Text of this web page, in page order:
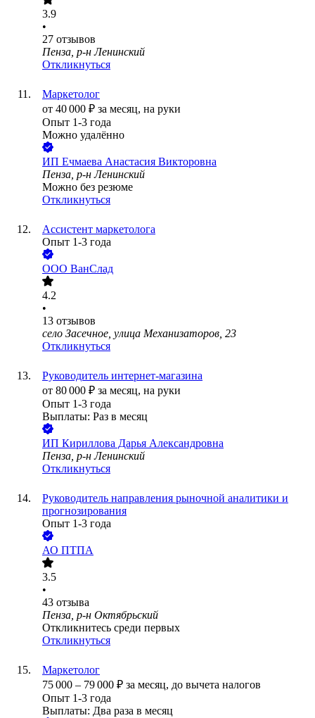
3.9
•
27 отзывов
Пенза, р-н Ленинский
Откликнуться
Маркетолог
от 40 000 ₽ за месяц, на руки
Опыт 1-3 года
Можно удалённо
ИП Ечмаева Анастасия Викторовна
Пенза, р-н Ленинский
Можно без резюме
Откликнуться
Ассистент маркетолога
Опыт 1-3 года
ООО ВанСлад
4.2
•
13 отзывов
село Засечное, улица Механизаторов, 23
Откликнуться
Руководитель интернет-магазина
от 80 000 ₽ за месяц, на руки
Опыт 1-3 года
Выплаты: Раз в месяц
ИП Кириллова Дарья Александровна
Пенза, р-н Ленинский
Откликнуться
Руководитель направления рыночной аналитики и
прогнозирования
Опыт 1-3 года
АО ПТПА
3.5
•
43 отзыва
Пенза, р-н Октябрьский
Откликнитесь среди первых
Откликнуться
Маркетолог
75 000 – 79 000 ₽ за месяц, до вычета налогов
Опыт 1-3 года
Выплаты: Два раза в месяц